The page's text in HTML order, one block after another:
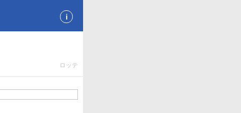
i
ロッテ